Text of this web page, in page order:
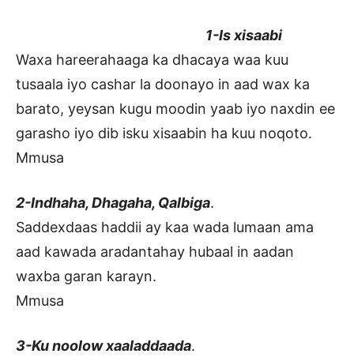
1-Is xisaabi
Waxa hareerahaaga ka dhacaya waa kuu
tusaala iyo cashar la doonayo in aad wax ka
barato, yeysan kugu moodin yaab iyo naxdin ee
garasho iyo dib isku xisaabin ha kuu noqoto.
Mmusa
2-Indhaha, Dhagaha, Qalbiga.
Saddexdaas haddii ay kaa wada lumaan ama
aad kawada aradantahay hubaal in aadan
waxba garan karayn.
Mmusa
3-Ku noolow xaaladdaada.